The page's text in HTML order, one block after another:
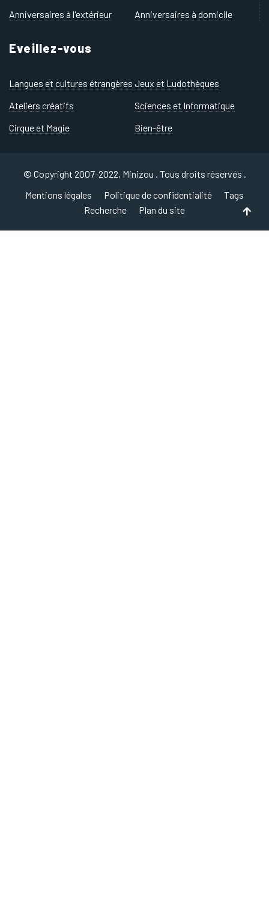
Anniversaires à l'extérieur Anniversaires à domicile
Eveillez-vous
Langues et cultures étrangères Jeux et Ludothèques
Ateliers créatifs
Sciences et Informatique
Cirque et Magie
Bien-être
© Copyright 2007-2022, Minizou . Tous droits réservés .
Mentions légales
Politique de confidentialité
Tags
Recherche
Plan du site